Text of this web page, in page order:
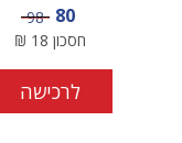
מחיר מבצע
80 מחיר
98
חסכון 18
₪
לרכישה